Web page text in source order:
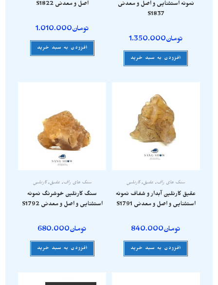
نمونه استثنایی و اصل و معدنی
S1837
تومان1.350.000
افزودن به سبد خرید
اصل و معدنی S1822
تومان1.010.000
افزودن به سبد خرید
سنگ های راف, عقیق,کارنلین
عقیق کارنلین آبدار و شفاف نمونه
استثنایی و اصل و معدنی S1791
تومان840.000
افزودن به سبد خرید
سنگ های راف, عقیق,کارنلین
سنگ کارنلین خوشرنگ نمونه
استثنایی و اصل و معدنی S1792
تومان680.000
افزودن به سبد خرید